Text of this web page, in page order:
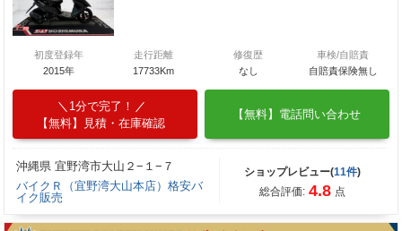
初度登録年
2015年
走行距離
17733Km
修復歴
なし
車検/自賠責
自賠責保険無し
1分で完了！
【無料】見積・在庫確認
【無料】電話問い合わせ
沖縄県 宜野湾市大山２−１−７
バイクＲ（宜野湾大山本店）格安バ
イク販売
ショップレビュー(11件)
総合評価: 4.8 点